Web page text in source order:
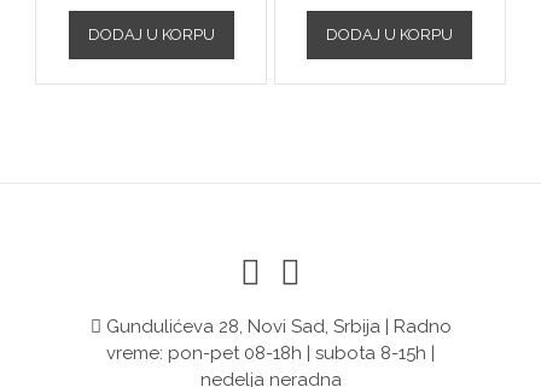
DODAJ U KORPU DODAJ U KORPU
Gundulićeva 28, Novi Sad, Srbija | Radno
vreme: pon-pet 08-18h | subota 8-15h |
nedelja neradna